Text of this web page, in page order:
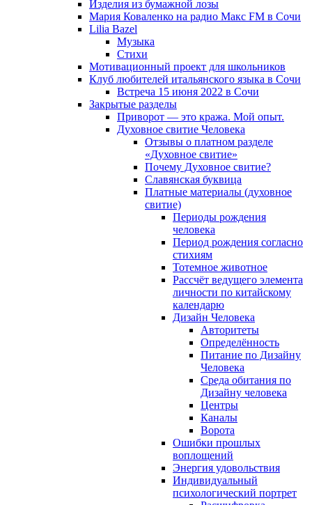
Изделия из бумажной лозы
Мария Коваленко на радио Maкс FM в Сочи
Lilia Bazel
Музыка
Cтихи
Мотивационный проект для школьников
Клуб любителей итальянского языка в Сочи
Встреча 15 июня 2022 в Сочи
Закрытые разделы
Приворот — это кража. Мой опыт.
Духовное свитие Человека
Отзывы о платном разделе
«Духовное свитие»
Почему Духовное свитие?
Славянская буквица
Платные материалы (духовное
свитие)
Периоды рождения
человека
Период рождения согласно
стихиям
Тотемное животное
Рассчёт ведущего элемента
личности по китайскому
календарю
Дизайн Человека
Авторитеты
Определённость
Питание по Дизайну
Человека
Среда обитания по
Дизайну человека
Центры
Каналы
Ворота
Ошибки прошлых
воплощений
Энергия удовольствия
Индивидуальный
психологический портрет